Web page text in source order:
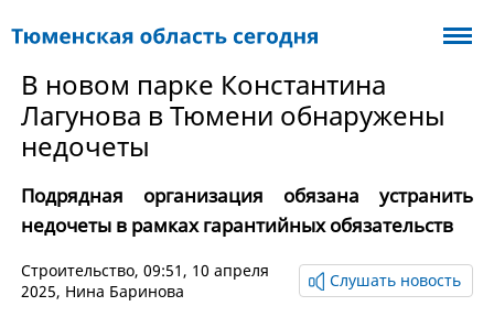
В новом парке Константина
Лагунова в Тюмени обнаружены
недочеты
Подрядная организация обязана устранить
недочеты в рамках гарантийных обязательств
Cтроительство, 09:51, 10 апреля
2025, Нина Баринова
Слушать новость